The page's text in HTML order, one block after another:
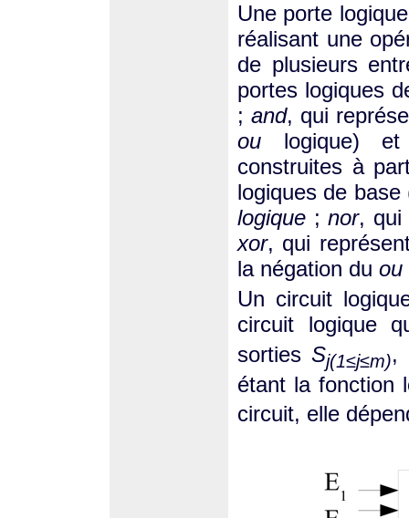
Une porte
réalisant une
de plusieurs
portes logiques
; and, qui
ou logique) et
construites à
logiques de base
logique ;nor, qui
xor, qui
la négation du ou
Un circuit
circuit logique
sortiesSj(1≤j≤m),
étant la fonction
circuit, elle